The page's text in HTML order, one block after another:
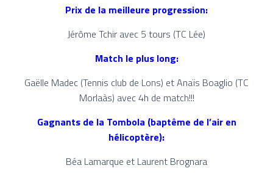
Prix de la meilleure progression:
Jérôme Tchir avec 5 tours (TC Lée)
Match le plus long:
Gaëlle Madec (Tennis club de Lons) et Anaïs Boaglio (TC
Morlaàs) avec 4h de match!!!
Gagnants de la Tombola (baptême de l’air en
hélicoptère):
Béa Lamarque et Laurent Brognara